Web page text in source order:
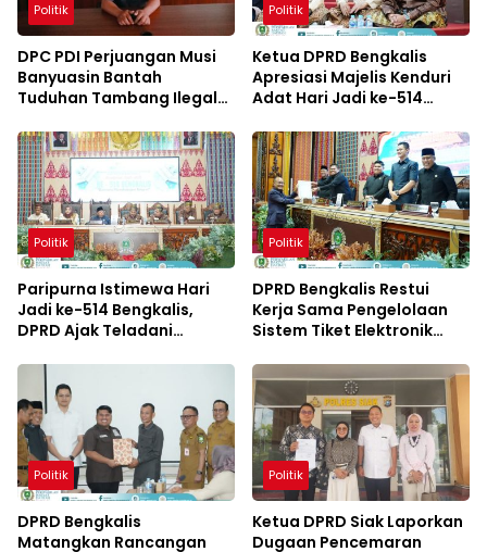
Politik
DPC PDI Perjuangan Musi
Banyuasin Bantah
Tuduhan Tambang Ilegal
Politik
Ketua DPRD Bengkalis
Apresiasi Majelis Kenduri
Adat Hari Jadi ke-514
Politik
Paripurna Istimewa Hari
Jadi ke-514 Bengkalis,
DPRD Ajak Teladani
Politik
DPRD Bengkalis Restui
Kerja Sama Pengelolaan
Sistem Tiket Elektronik
Politik
DPRD Bengkalis
Matangkan Rancangan
Politik
Ketua DPRD Siak Laporkan
Dugaan Pencemaran